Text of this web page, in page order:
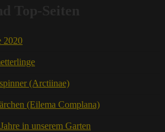
2020
(Arctiinae)
(Eilema Complana)
in unserem Garten